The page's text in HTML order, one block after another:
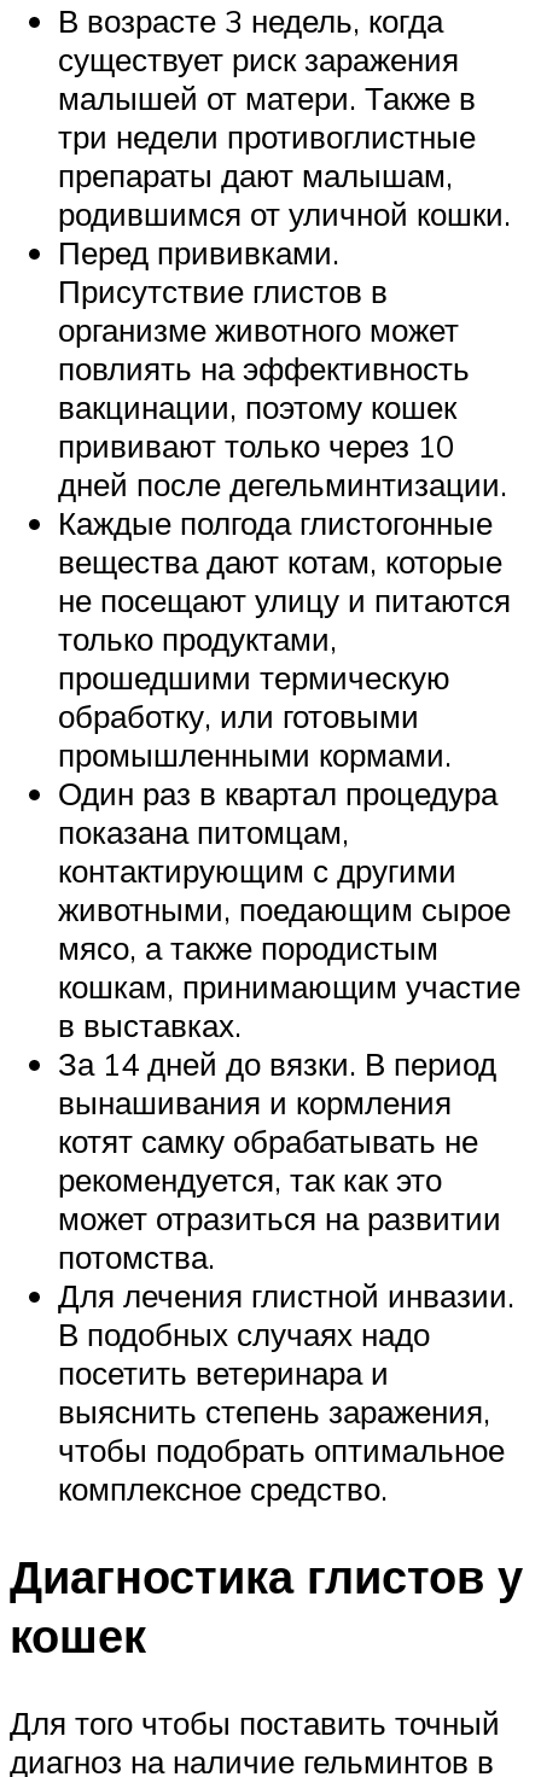
В возрасте 3 недель, когда
существует риск заражения
малышей от матери. Также в
три недели противоглистные
препараты дают малышам,
родившимся от уличной кошки.
Перед прививками.
Присутствие глистов в
организме животного может
повлиять на эффективность
вакцинации, поэтому кошек
прививают только через 10
дней после дегельминтизации.
Каждые полгода глистогонные
вещества дают котам, которые
не посещают улицу и питаются
только продуктами,
прошедшими термическую
обработку, или готовыми
промышленными кормами.
Один раз в квартал процедура
показана питомцам,
контактирующим с другими
животными, поедающим сырое
мясо, а также породистым
кошкам, принимающим участие
в выставках.
За 14 дней до вязки. В период
вынашивания и кормления
котят самку обрабатывать не
рекомендуется, так как это
может отразиться на развитии
потомства.
Для лечения глистной инвазии.
В подобных случаях надо
посетить ветеринара и
выяснить степень заражения,
чтобы подобрать оптимальное
комплексное средство.
Диагностика глистов у
кошек
Для того чтобы поставить точный
диагноз на наличие гельминтов в